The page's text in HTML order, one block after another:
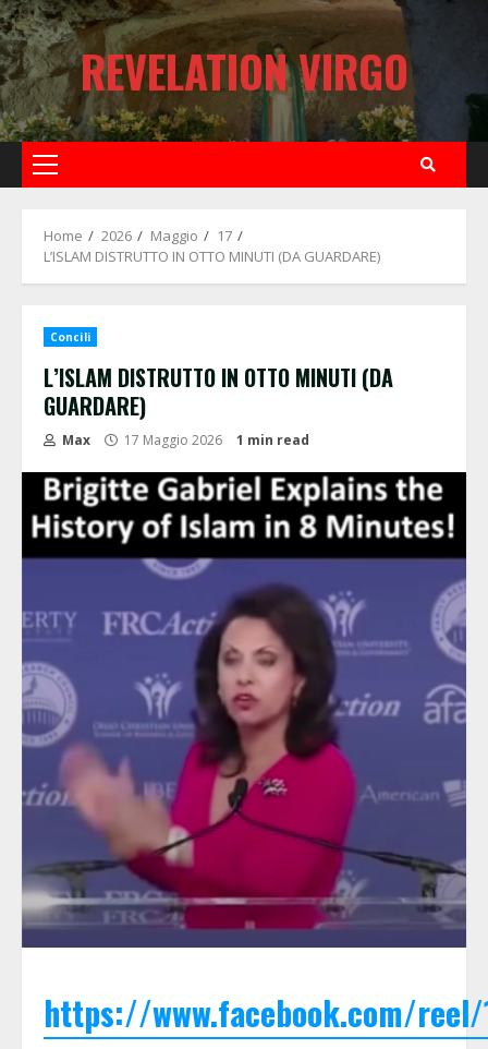
Skip
to
content
REVELATION VIRGO
Primary
Home 2026 Maggio
17
L’ISLAM DISTRUTTO IN OTTO MINUTI (DA GUARDARE)
Concili
L’ISLAM DISTRUTTO IN OTTO MINUTI (DA
GUARDARE)
Max 17 Maggio 2026 1 min read
https://www.facebook.com/reel/